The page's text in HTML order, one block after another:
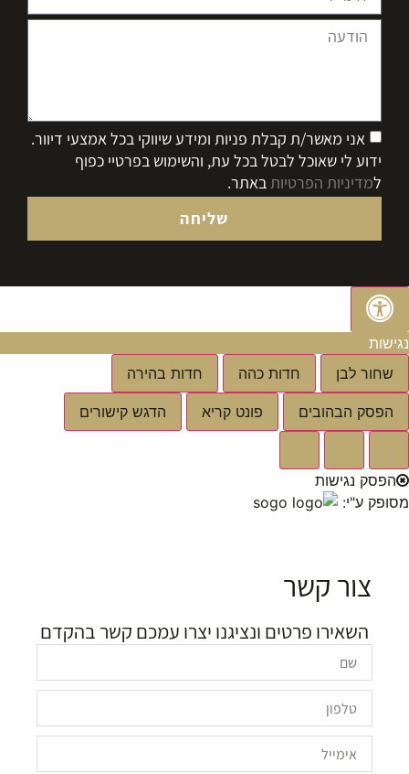
אני מאשר/ת קבלת פניות ומידע שיווקי בכל אמצעי דיוור.
ידוע לי שאוכל לבטל בכל עת, והשימוש בפרטיי כפוף
למדיניות הפרטיותבאתר.
שליחה
נגישות
שחור לבן
חדות כהה חדות בהירה
הפסק הבהובים פונט קריא הדגש קישורים
הפסק נגישות
מסופק ע"י:
צור קשר
השאירו פרטים ונציגנו יצרו עמכם קשר בהקדם